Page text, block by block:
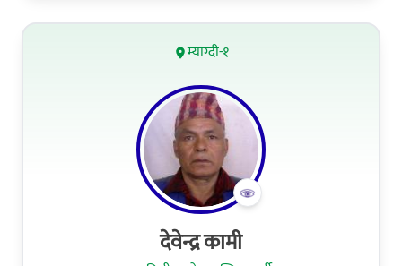
म्याग्दी-१
देवेन्द्र कामी